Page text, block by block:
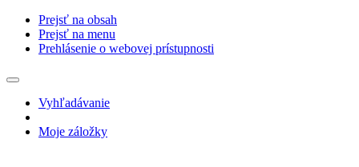
Prejsť na obsah
Prejsť na menu
Prehlásenie o webovej prístupnosti
Vyhľadávanie
Moje záložky